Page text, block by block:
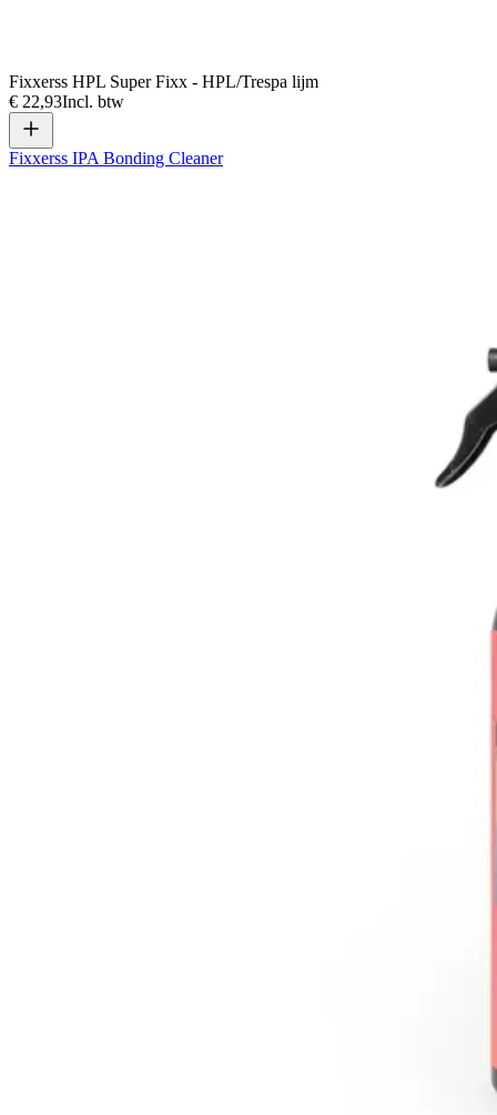
Fixxerss HPL Super Fixx - HPL/Trespa lijm
€ 22,93Incl. btw
Fixxerss IPA Bonding Cleaner